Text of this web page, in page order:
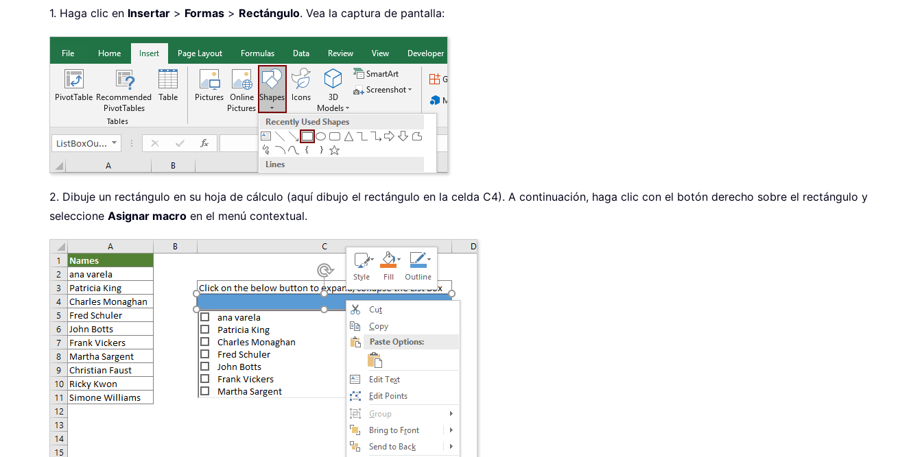
1. Haga clic en Insertar > Formas > Rectángulo. Vea la captura de pantalla:
2. Dibuje un rectángulo en su hoja de cálculo (aquí dibujo el rectángulo en la celda C4). A continuación, haga clic con el botón derecho sobre el rectángulo y
seleccione Asignar macro en el menú contextual.